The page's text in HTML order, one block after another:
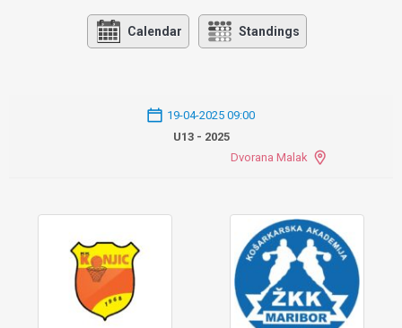
Calendar Standings
19-04-2025 09:00
U13 - 2025
Dvorana Malak